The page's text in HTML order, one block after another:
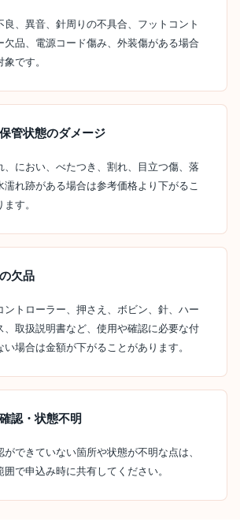
良、異音、針周りの不具合、フットコント
欠品、電源コード傷み、外装傷がある場合
です。
管状態のダメージ
、におい、べたつき、割れ、目立つ傷、落
濡れ跡がある場合は参考価格より下がるこ
す。
欠品
ントローラー、押さえ、ボビン、針、ハー
、取扱説明書など、使用や確認に必要な付
い場合は金額が下がることがあります。
認・状態不明
ができていない箇所や状態が不明な点は、
囲で申込み時に共有してください。